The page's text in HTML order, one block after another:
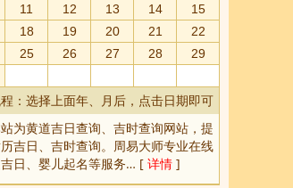
11 12 13 14
15
18 19 20 21
22
25 26 27 28
29
：选择上面年、月后，点击日期即可
为黄道吉日查询、 吉时查询网站，提
吉日、吉时查询。周易大师专业在线
日、婴儿起名等服务… [ 详情 ]